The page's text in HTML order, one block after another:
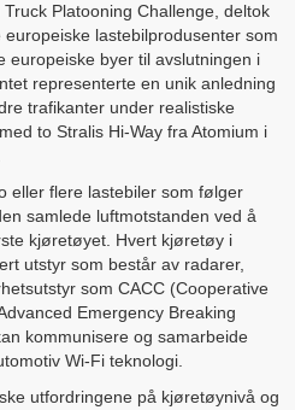
Platooning Challenge, deltok
lastebilprodusenter som
europeiske byer til avslutningen i
representerte en unik anledning
trafikanter under realistiske
to Stralis Hi-Way fra Atomium i
eller flere lastebiler som følger
samlede luftmotstanden ved å
kjøretøyet. Hvert kjøretøy i
utstyr som består av radarer,
som CACC (Cooperative
Emergency Breaking
kommunisere og samarbeide
Wi-Fi teknologi.
utfordringene på kjøretøynivå og